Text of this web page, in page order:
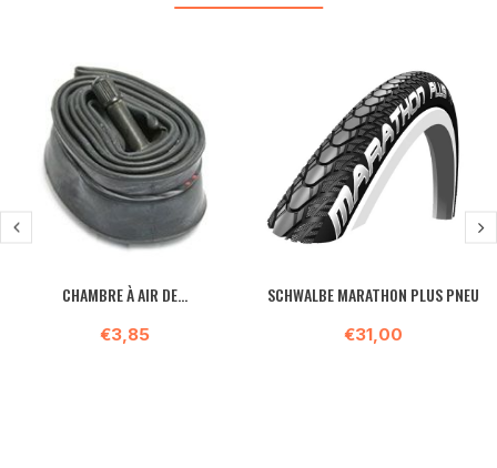
CHAMBRE À AIR DE...
€3,85
SCHWALBE MARATHON PLUS PNEU
€31,00